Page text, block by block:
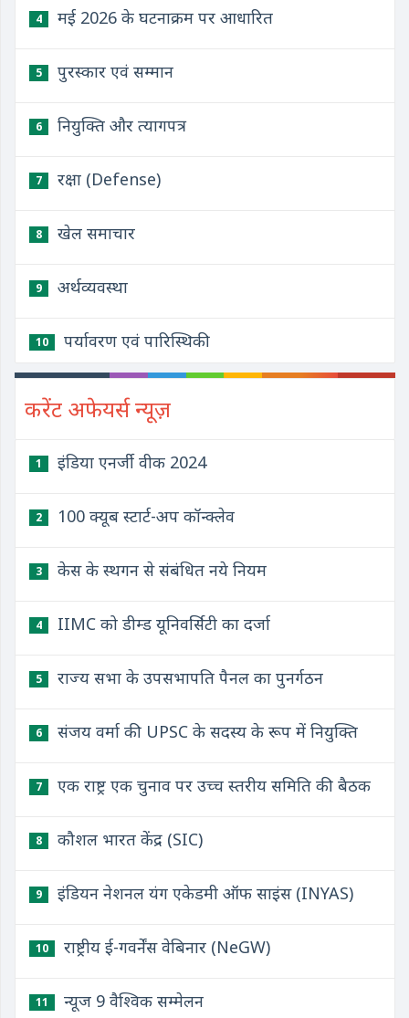
4 मई 2026 के घटनाक्रम पर आधारित
5 पुरस्कार एवं सम्मान
6 नियुक्ति और त्यागपत्र
7 रक्षा (Defense)
8 खेल समाचार
9 अर्थव्यवस्था
10 पर्यावरण एवं पारिस्थिकी
करेंट अफेयर्स न्यूज़
1 इंडिया एनर्जी वीक 2024
2 100 क्यूब स्टार्ट-अप कॉन्क्लेव
3 केस के स्थगन से संबंधित नये नियम
4 IIMC को डीम्ड यूनिवर्सिटी का दर्जा
5 राज्य सभा के उपसभापति पैनल का पुनर्गठन
6 संजय वर्मा की UPSC के सदस्य के रूप में नियुक्ति
7 एक राष्ट्र एक चुनाव पर उच्च स्तरीय समिति की बैठक
8 कौशल भारत केंद्र (SIC)
9 इंडियन नेशनल यंग एकेडमी ऑफ साइंस (INYAS)
10 राष्ट्रीय ई-गवर्नेंस वेबिनार (NeGW)
11 न्यूज 9 वैश्विक सम्मेलन